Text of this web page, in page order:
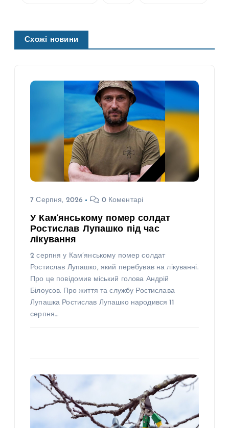
Схожі новини
7 Серпня, 2026 0 Коментарі
У Кам’янському помер солдат
Ростислав Лупашко під час
лікування
2 серпня у Кам’янському помер солдат
Ростислав Лупашко, який перебував на лікуванні.
Про це повідомив міський голова Андрій
Білоусов. Про життя та службу Ростислава
Лупашка Ростислав Лупашко народився 11
серпня…